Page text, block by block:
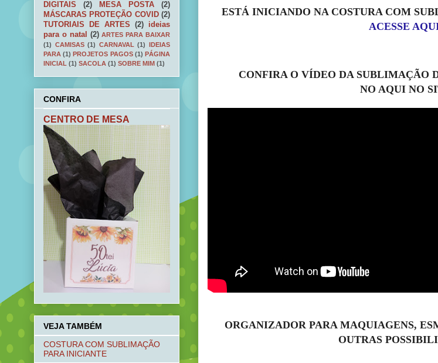
ESTÁ INICIANDO NA COSTURA COM
ACESSE
CONFIRA O VÍDEO DA SUBLIMAÇÃO
NO AQUI NO
ORGANIZADOR PARA MAQUIAGENS,
OUTRAS
DIGITAIS
(2) MESA POSTA
(2)
MÁSCARAS PROTEÇÃO COVID (2)
TUTORIAIS DE ARTES
(2)
ideias
para o natal (2) ARTES PARA BAIXAR
(1) CAMISAS (1) CARNAVAL (1) IDEIAS
PARA (1) PROJETOS PAGOS (1) PÁGINA
INICIAL (1) SACOLA (1) SOBRE MIM (1)
CONFIRA
CENTRO DE MESA
VEJA TAMBÉM
COSTURA COM SUBLIMAÇÃO
PARA INICIANTE